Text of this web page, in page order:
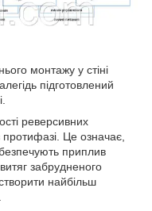
монтажу у стіні
підготовлений
реверсивних
протифазі. Це означає,
приплив
забрудненого
найбільш